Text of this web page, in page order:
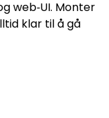
web‑UI. Monter
klar til å gå